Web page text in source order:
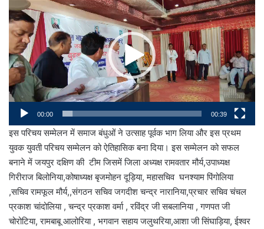
Player
00:00 00:39
इस परिचय सम्मेलन में समाज बंधुओं ने उत्साह पूर्वक भाग लिया और इस प्रथम
युवक युवती परिचय सम्मेलन को ऐतिहासिक बना दिया। इस सम्मेलन को सफल
बनाने में जयपुर दक्षिण की टीम जिसमें जिला अध्यक्ष रामवतार मौर्य,उपाध्यक्ष
गिरीराज बिलोनिया,कोषाध्यक्ष बृजमोहन दूड़िया, महासचिव घनश्याम पिंगोलिया
,सचिव रामफूल मौर्य,,संगठन सचिव जगदीश चन्द्र नारानिया,प्रचार सचिव चंचल
प्रकाश चांदोलिया , चन्द्र प्रकाश वर्मा , रविंद्र जी सबलानिया , गणपत जी
चोरोटिया, रामबाबू आलोरिया , भगवान सहाय जलुथरिया,आशा जी सिंघाड़िया, ईश्वर